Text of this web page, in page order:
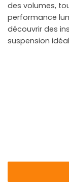
des volumes,
performance
découvrir des
suspension